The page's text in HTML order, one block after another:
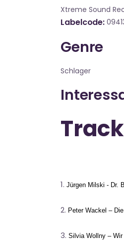
Xtreme Sound
Labelcode
Genre
Schlager
Jürgen Milski - Dr.
Peter Wackel –
Silvia Wollny –